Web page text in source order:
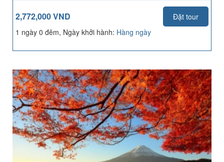
2,772,000 VND
Đặt tour
1 ngày 0 đêm, Ngày khởi hành: Hàng ngày